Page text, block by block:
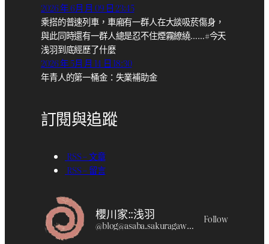
2026 年 6月 月 09 日 23:45
乘搭的普速列車，車廂有一群人在大談吸菸傷身，
與此同時還有一群人總是忍不住煙霧繚繞……#今天
浅羽到底經歷了什麼
2026 年 5月 月 14 日 18:30
年青人的第一桶金：失業補助金
訂閱與追蹤
RSS – 文章
RSS – 留言
櫻川家::浅羽
@blog@asaba.sakuragawa.moe Follow